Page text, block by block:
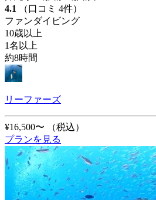
4.1
（口コミ 4件）
ファンダイビング
10歳以上
1名以上
約8時間
リーファーズ
¥16,500〜
（税込）
プランを見る